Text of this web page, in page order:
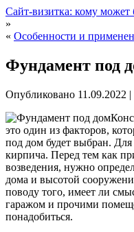
Сайт-визитка: кому может
»
« Особенности и
Фундамент под
Опубликовано 11.09.2022 |
это один из факторов,
под дом будет выбран.
кирпича. Перед тем как
возведения, нужно
дома и высотой
поводу того, имеет ли
гаражом и прочими
понадобиться.